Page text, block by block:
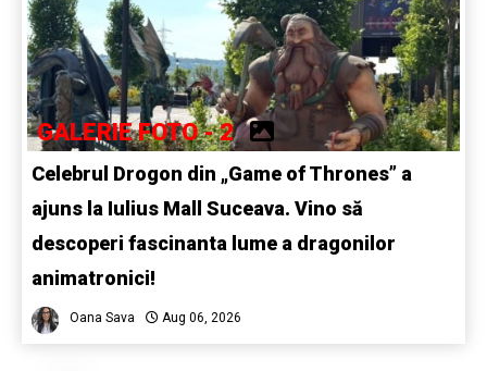
GALERIE FOTO - 2
Celebrul Drogon din „Game of Thrones” a
ajuns la Iulius Mall Suceava. Vino să
descoperi fascinanta lume a dragonilor
animatronici!
Oana Sava Aug 06, 2026